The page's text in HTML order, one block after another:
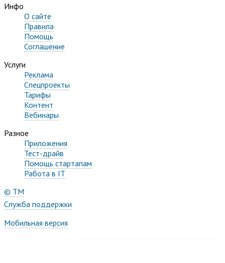
Инфо
О сайте
Правила
Помощь
Соглашение
Услуги
Реклама
Спецпроекты
Тарифы
Контент
Вебинары
Разное
Приложения
Тест-драйв
Помощь стартапам
Работа в IT
© TM
Служба поддержки
Мобильная версия